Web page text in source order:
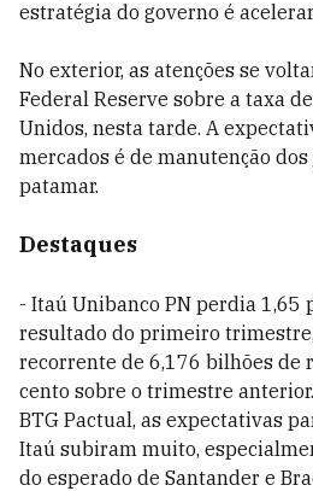
estratégia do governo é
No exterior, as atenções se
Federal Reserve sobre a taxa
Unidos, nesta tarde. A
mercados é de manutenção
patamar.
Destaques
- Itaú Unibanco PN perdia 1,65
resultado do primeiro
recorrente de 6,176 bilhões de
cento sobre o trimestre
BTG Pactual, as expectativas
Itaú subiram muito,
do esperado de Santander e